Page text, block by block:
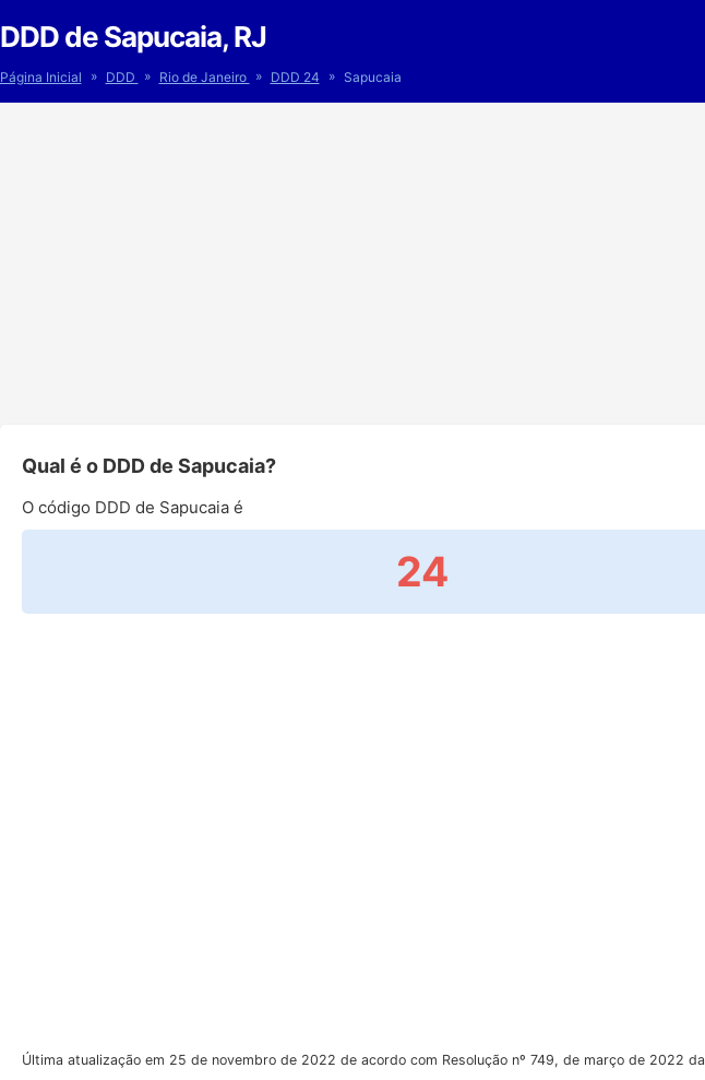
DDD de Sapucaia, RJ
Página Inicial » DDD » Rio de Janeiro » DDD 24 » Sapucaia
Qual é o DDD de Sapucaia?
O código DDD de Sapucaia é
24
Última atualização em 25 de novembro de 2022 de acordo com Resolução nº 749, de março de 2022 da